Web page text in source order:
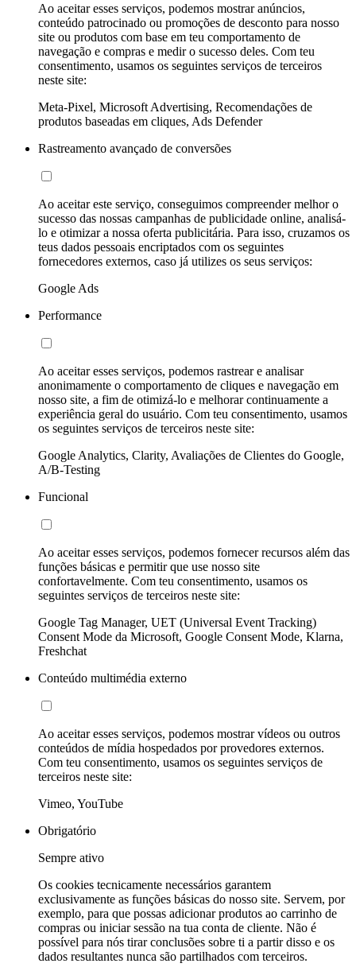
Ao aceitar esses serviços, podemos mostrar anúncios,
conteúdo patrocinado ou promoções de desconto para nosso
site ou produtos com base em teu comportamento de
navegação e compras e medir o sucesso deles. Com teu
consentimento, usamos os seguintes serviços de terceiros
neste site:
Meta-Pixel, Microsoft Advertising, Recomendações de
produtos baseadas em cliques, Ads Defender
Rastreamento avançado de conversões
Ao aceitar este serviço, conseguimos compreender melhor o
sucesso das nossas campanhas de publicidade online, analisá-
lo e otimizar a nossa oferta publicitária. Para isso, cruzamos os
teus dados pessoais encriptados com os seguintes
fornecedores externos, caso já utilizes os seus serviços:
Google Ads
Performance
Ao aceitar esses serviços, podemos rastrear e analisar
anonimamente o comportamento de cliques e navegação em
nosso site, a fim de otimizá-lo e melhorar continuamente a
experiência geral do usuário. Com teu consentimento, usamos
os seguintes serviços de terceiros neste site:
Google Analytics, Clarity, Avaliações de Clientes do Google,
A/B-Testing
Funcional
Ao aceitar esses serviços, podemos fornecer recursos além das
funções básicas e permitir que use nosso site
confortavelmente. Com teu consentimento, usamos os
seguintes serviços de terceiros neste site:
Google Tag Manager, UET (Universal Event Tracking)
Consent Mode da Microsoft, Google Consent Mode, Klarna,
Freshchat
Conteúdo multimédia externo
Ao aceitar esses serviços, podemos mostrar vídeos ou outros
conteúdos de mídia hospedados por provedores externos.
Com teu consentimento, usamos os seguintes serviços de
terceiros neste site:
Vimeo, YouTube
Obrigatório
Sempre ativo
Os cookies tecnicamente necessários garantem
exclusivamente as funções básicas do nosso site. Servem, por
exemplo, para que possas adicionar produtos ao carrinho de
compras ou iniciar sessão na tua conta de cliente. Não é
possível para nós tirar conclusões sobre ti a partir disso e os
dados resultantes nunca são partilhados com terceiros.